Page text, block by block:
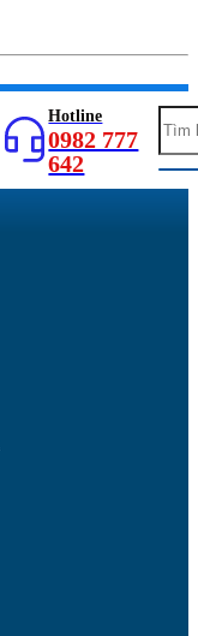
Hotline
0982 777
642